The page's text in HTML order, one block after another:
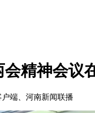
精神会议
端、河南新闻联播